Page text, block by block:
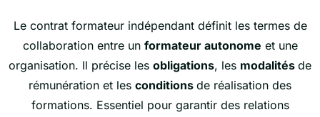
Le contrat formateur indépendant définit les termes de
collaboration entre un formateur autonome et une
organisation. Il précise les obligations, les modalités de
rémunération et les conditions de réalisation des
formations. Essentiel pour garantir des relations